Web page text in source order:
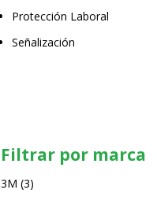
Protección Laboral
Señalización
Filtrar por marca
3M (3)